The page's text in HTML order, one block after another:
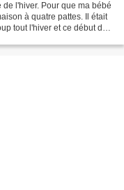
l'hiver. Pour que ma bébé
à quatre pattes. Il était
tout l'hiver et ce début de